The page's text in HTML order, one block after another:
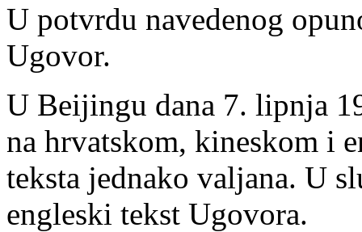
U potvrdu navedenog
Ugovor.
U Beijingu dana 7. lipnja
na hrvatskom, kineskom i
teksta jednako valjana. U
engleski tekst Ugovora.